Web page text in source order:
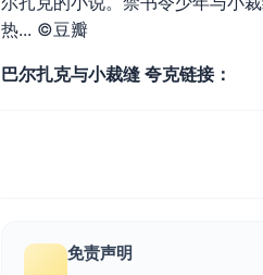
热... ©豆瓣
巴尔扎克与小裁缝 夸克链接：
免责声明